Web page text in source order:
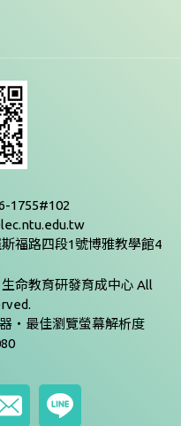
1755#102
福路四段1號博雅教學館4
命教育研發育成中心 All
‧最佳瀏覽螢幕解析度